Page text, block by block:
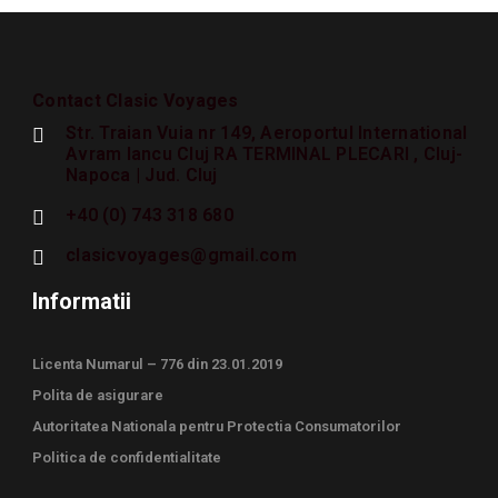
Contact Clasic Voyages
Str. Traian Vuia nr 149, Aeroportul International
Avram Iancu Cluj RA TERMINAL PLECARI , Cluj-
Napoca | Jud. Cluj
+40 (0) 743 318 680
clasicvoyages@gmail.com
Informatii
Licenta Numarul – 776 din 23.01.2019
Polita de asigurare
Autoritatea Nationala pentru Protectia Consumatorilor
Politica de confidentialitate